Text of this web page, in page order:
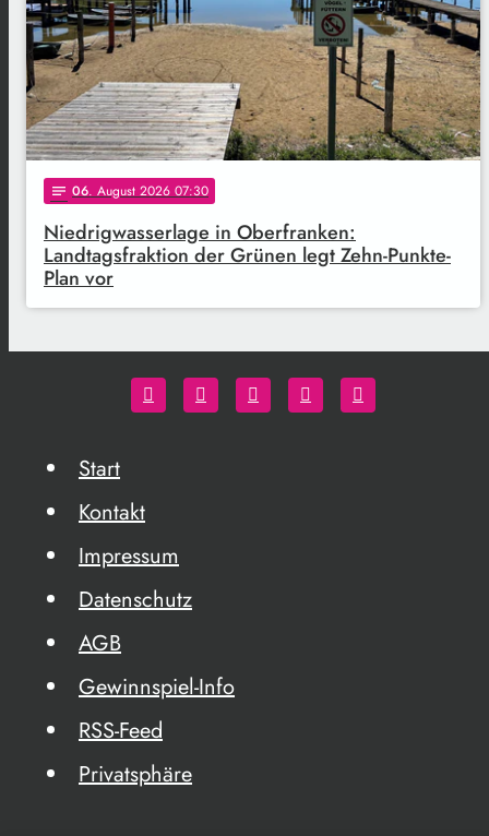
notes 06. August 2026 07:30
Niedrigwasserlage in Oberfranken:
Landtagsfraktion der Grünen legt Zehn-Punkte-
Plan vor
Start
Kontakt
Impressum
Datenschutz
AGB
Gewinnspiel-Info
RSS-Feed
Privatsphäre